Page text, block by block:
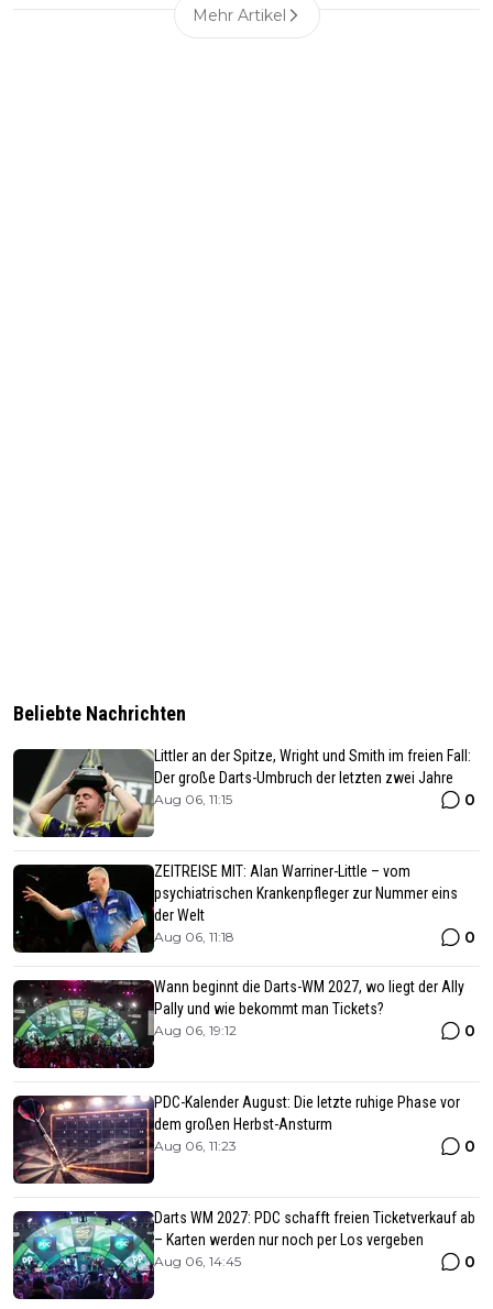
Mehr Artikel
Beliebte Nachrichten
Littler an der Spitze, Wright und Smith im freien Fall:
Der große Darts-Umbruch der letzten zwei Jahre
Aug 06, 11:15 0
ZEITREISE MIT: Alan Warriner-Little – vom
psychiatrischen Krankenpfleger zur Nummer eins
der Welt
Aug 06, 11:18 0
Wann beginnt die Darts-WM 2027, wo liegt der Ally
Pally und wie bekommt man Tickets?
Aug 06, 19:12 0
PDC-Kalender August: Die letzte ruhige Phase vor
dem großen Herbst-Ansturm
Aug 06, 11:23 0
Darts WM 2027: PDC schafft freien Ticketverkauf ab
– Karten werden nur noch per Los vergeben
Aug 06, 14:45 0